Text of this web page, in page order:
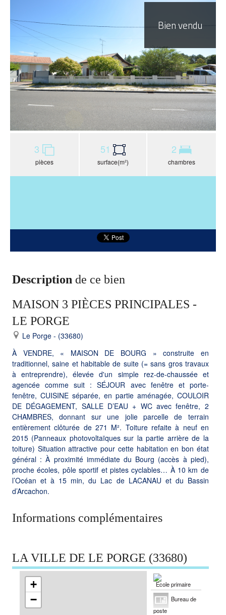
Bien vendu
3
pièces
51
surface(m²)
2
chambres
Description de ce bien
MAISON 3 PIÈCES PRINCIPALES -
LE PORGE
Le Porge - (33680)
À VENDRE, « MAISON DE BOURG » construite en
traditionnel, saine et habitable de suite (= sans gros travaux
à entreprendre), élevée d'un simple rez-de-chaussée et
agencée comme suit : SÉJOUR avec fenêtre et porte-
fenêtre, CUISINE séparée, en partie aménagée, COULOIR
DE DÉGAGEMENT, SALLE D’EAU + WC avec fenêtre, 2
CHAMBRES, donnant sur une jolie parcelle de terrain
entièrement clôturée de 271 M². Toiture refaite à neuf en
2015 (Panneaux photovoltaïques sur la partie arrière de la
toiture) Situation attractive pour cette habitation en bon état
général : À proximité immédiate du Bourg (accès à pied),
proche écoles, pôle sportif et pistes cyclables… À 10 km de
l’Océan et à 15 min, du Lac de LACANAU et du Bassin
d’Arcachon.
Informations complémentaires
LA VILLE DE LE PORGE (33680)
+
−
École primaire
Bureau de
poste